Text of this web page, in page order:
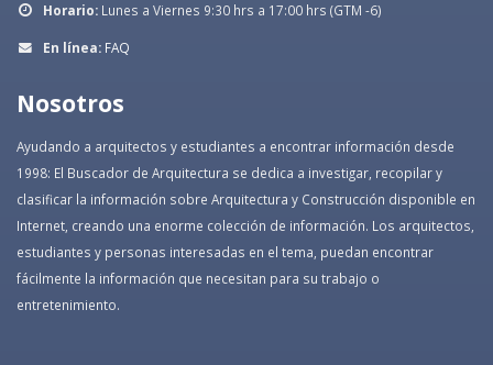
Horario: Lunes a Viernes 9:30 hrs a 17:00 hrs (GTM -6)
En línea: FAQ
Nosotros
Ayudando a arquitectos y estudiantes a encontrar información desde
1998: El Buscador de Arquitectura se dedica a investigar, recopilar y
clasificar la información sobre Arquitectura y Construcción disponible en
Internet, creando una enorme colección de información. Los arquitectos,
estudiantes y personas interesadas en el tema, puedan encontrar
fácilmente la información que necesitan para su trabajo o
entretenimiento.